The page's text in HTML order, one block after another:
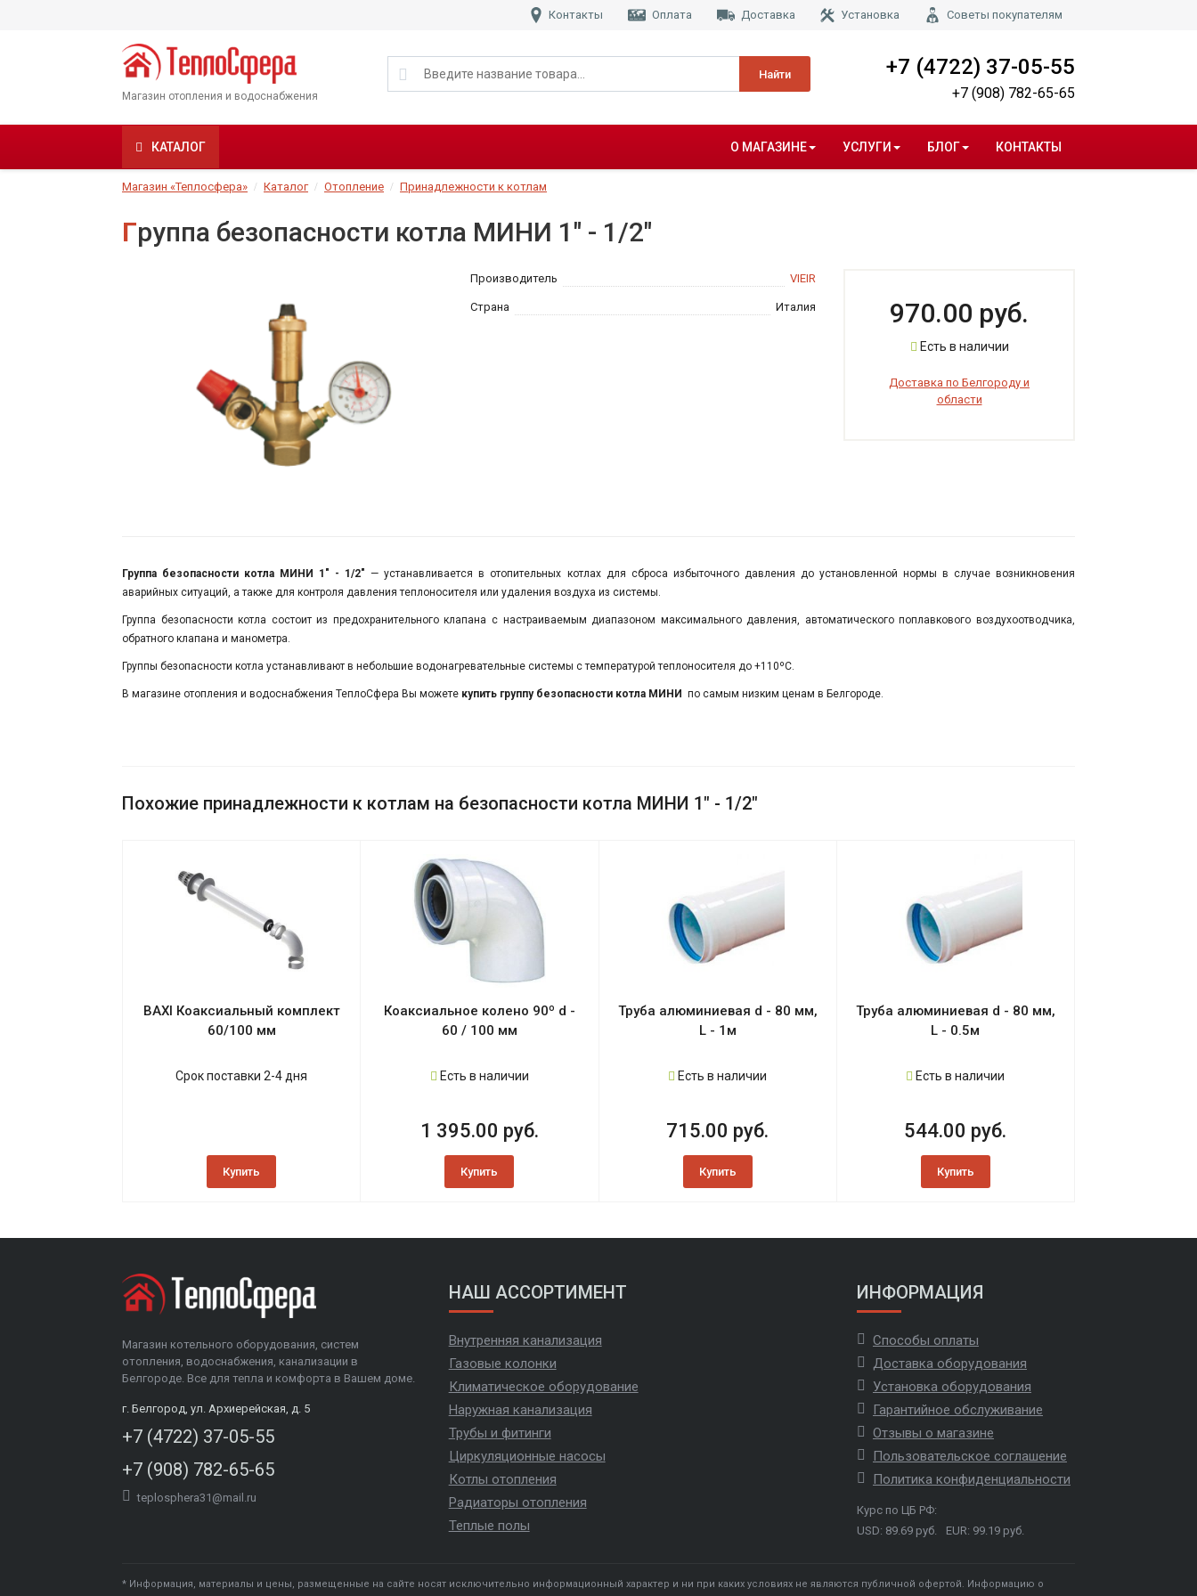
Контакты Оплата Доставка Установка Советы покупателям
Магазин отопления и водоснабжения
Найти +7 (4722) 37-05-55
+7 (908) 782-65-65
КАТАЛОГ КОНТАКТЫ
БЛОГ
УСЛУГИ
О МАГАЗИНЕ
Магазин «Теплосфера» Каталог Отопление Принадлежности к котлам
Группа безопасности котла МИНИ 1" - 1/2"
Производитель VIEIR
Страна Италия 970.00 руб.
Есть в наличии
Доставка по Белгороду и
области
Группа безопасности котла МИНИ 1" - 1/2" — устанавливается в отопительных котлах для сброса избыточного давления до установленной нормы в случае возникновения
аварийных ситуаций, а также для контроля давления теплоносителя или удаления воздуха из системы.
Группа безопасности котла состоит из предохранительного клапана с настраиваемым диапазоном максимального давления, автоматического поплавкового воздухоотводчика,
обратного клапана и манометра.
Группы безопасности котла устанавливают в небольшие водонагревательные системы с температурой теплоносителя до +110ºC.
​В магазине отопления и водоснабжения ТеплоСфера Вы можете купить группу безопасности котла МИНИ по самым низким ценам в Белгороде.
Похожие принадлежности к котлам на безопасности котла МИНИ 1" - 1/2"
BAXI Коаксиальный комплект
60/100 мм
Срок поставки 2-4 дня
Купить
Коаксиальное колено 90º d -
60 / 100 мм
Есть в наличии
1 395.00 руб.
Купить
Труба алюминиевая d - 80 мм,
L - 1м
Есть в наличии
715.00 руб.
Купить
Труба алюминиевая d - 80 мм,
L - 0.5м
Есть в наличии
544.00 руб.
Купить
Магазин котельного оборудования, систем
отопления, водоснабжения, канализации в
Белгороде. Все для тепла и комфорта в Вашем доме.
г. Белгород, ул. Архиерейская, д. 5
+7 (4722) 37-05-55
+7 (908) 782-65-65
teplosphera31@mail.ru
НАШ АССОРТИМЕНТ
Внутренняя канализация
Газовые колонки
Климатическое оборудование
Наружная канализация
Трубы и фитинги
Циркуляционные насосы
Котлы отопления
Радиаторы отопления
Теплые полы
ИНФОРМАЦИЯ
Способы оплаты
Доставка оборудования
Установка оборудования
Гарантийное обслуживание
Отзывы о магазине
Пользовательское соглашение
Политика конфиденциальности
Курс по ЦБ РФ:
USD: 89.69 руб.
EUR: 99.19 руб.
* Информация, материалы и цены, размещенные на сайте носят исключительно информационный характер и ни при каких условиях не являются публичной офертой. Информацию о